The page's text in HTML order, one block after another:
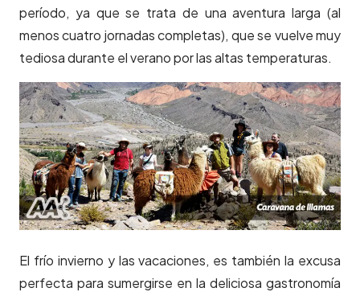
período, ya que se trata de una aventura larga (al
menos cuatro jornadas completas), que se vuelve muy
tediosa durante el verano por las altas temperaturas.
El frío invierno y las vacaciones, es también la excusa
perfecta para sumergirse en la deliciosa gastronomía